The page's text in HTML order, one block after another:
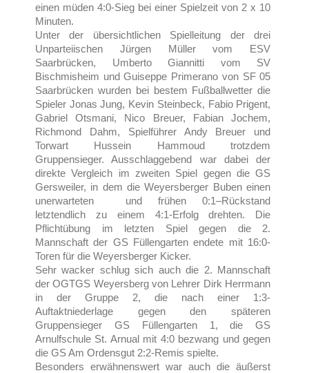
einen müden 4:0-Sieg bei einer Spielzeit von 2 x 10
Minuten.
Unter der übersichtlichen Spielleitung der drei
Unparteiischen Jürgen Müller vom ESV
Saarbrücken, Umberto Giannitti vom SV
Bischmisheim und Guiseppe Primerano von SF 05
Saarbrücken wurden bei bestem Fußballwetter die
Spieler Jonas Jung, Kevin Steinbeck, Fabio Prigent,
Gabriel Otsmani, Nico Breuer, Fabian Jochem,
Richmond Dahm, Spielführer Andy Breuer und
Torwart Hussein Hammoud trotzdem
Gruppensieger. Ausschlaggebend war dabei der
direkte Vergleich im zweiten Spiel gegen die GS
Gersweiler, in dem die Weyersberger Buben einen
unerwarteten und frühen 0:1–Rückstand
letztendlich zu einem 4:1-Erfolg drehten. Die
Pflichtübung im letzten Spiel gegen die 2.
Mannschaft der GS Füllengarten endete mit 16:0-
Toren für die Weyersberger Kicker.
Sehr wacker schlug sich auch die 2. Mannschaft
der OGTGS Weyersberg von Lehrer Dirk Herrmann
in der Gruppe 2, die nach einer 1:3-
Auftaktniederlage gegen den späteren
Gruppensieger GS Füllengarten 1, die GS
Arnulfschule St. Arnual mit 4:0 bezwang und gegen
die GS Am Ordensgut 2:2-Remis spielte.
Besonders erwähnenswert war auch die äußerst